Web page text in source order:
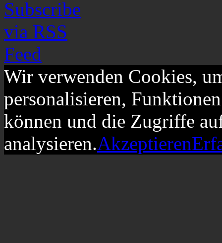
Wir verwenden Cookies,
personalisieren,
können und die Zugriffe
analysieren.Akzeptieren